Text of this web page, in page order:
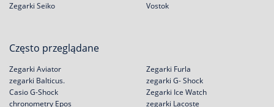
Zegarki Seiko
Vostok
Często przeglądane
Zegarki Aviator
zegarki Balticus.
Casio G-Shock
chronometry Epos
Zegarki Furla
zegarki G- Shock
Zegarki Ice Watch
zegarki Lacoste